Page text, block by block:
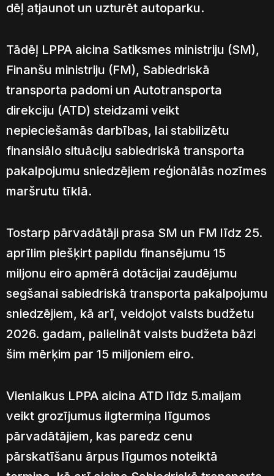
dēļ atjaunot un uzturēt autoparku.
Tādēļ LPPA aicina Satiksmes ministriju (SM),
Finanšu ministriju (FM), Sabiedriskā
transporta padomi un Autotransporta
direkciju (ATD) steidzami veikt
nepieciešamās darbības, lai stabilizētu
finansiālo situāciju sabiedriskā transporta
pakalpojumu sniedzējiem reģionālās nozīmes
maršrutu tīklā.
Tostarp pārvadātāji prasa SM un FM līdz 25.
aprīlim piešķirt papildu finansējumu 15
miljonu eiro apmērā dotācijai zaudējumu
segšanai sabiedriskā transporta pakalpojumu
sniedzējiem, kā arī, veidojot valsts budžetu
2026. gadam, palielināt valsts budžeta bāzi
šim mērķim par 15 miljoniem eiro.
Vienlaikus LPPA aicina ATD līdz 5.maijam
veikt grozījumus ilgtermiņa līgumos
pārvadātājiem, kas paredz cenu
pārskatīšanu ārpus līgumos noteiktā